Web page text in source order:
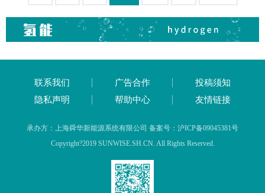
联系我们 广告合作
投稿须知
隐私声明
帮助中心 友情链接
承办方：上海舜华新能源系统有限公司 备案号：沪ICP备09045381号
Copyright?2019 SUNWISE.SH.CN. All Rights Reserved.